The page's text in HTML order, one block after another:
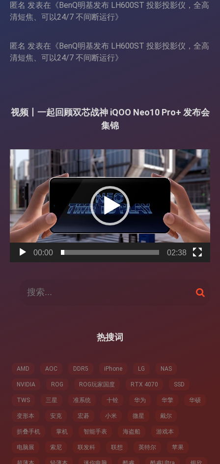
匿名 发表在《BenQ明基发布 LH600ST 投影投影仪，全高
清短焦、可以24/7 不间断运行》
匿名 发表在《BenQ明基发布 LH600ST 投影投影仪，全高
清短焦、可以24/7 不间断运行》
视频丨一起回顾双芯战神 iQOO Neo10 Pro+ 发布会
集锦
视
频
播
放
器
00:00 02:38
搜
索
热搜词
AMD AOC DDR5 iPhone LG NAS
NVIDIA ROG ROG玩家国度 RTX 4070 SSD
TWS 三星 准系统 十铨 华为 华擎 华硕
变形本 安克 宏碁 小米 微星 戴尔
折叠手机 掌机 智能手表 海盗船 游戏本
电脑展 索尼 联发科 联想 英特尔 苹果